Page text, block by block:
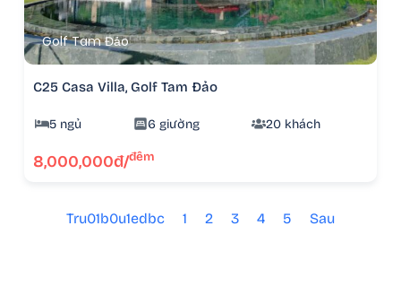
Golf Tam Đảo
C25 Casa Villa, Golf Tam Đảo
5 ngủ 6 giường 20 khách
8,000,000đ/đêm
Tru01b0u1edbc 1 2 3 4 5 Sau